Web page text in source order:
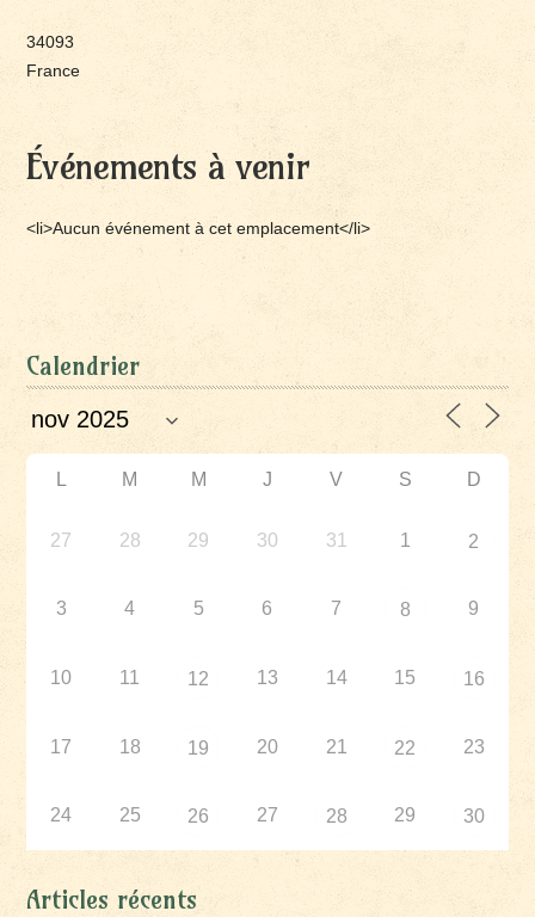
34093
France
Événements à venir
<li>Aucun événement à cet emplacement</li>
Calendrier
L M M J V S D
27 28 29 30 31 1 2
3 4 5 6 7 8 9
10 11 12 13 14 15 16
17 18 19 20 21 22 23
24 25 26 27 28 29 30
Articles récents